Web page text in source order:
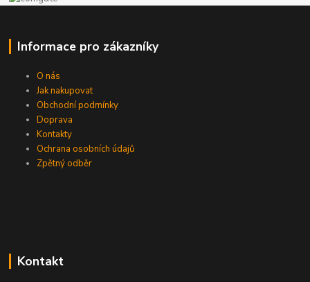
Informace pro zákazníky
O nás
Jak nakupovat
Obchodní podmínky
Doprava
Kontakty
Ochrana osobních údajů
Zpětný odběr
Kontakt